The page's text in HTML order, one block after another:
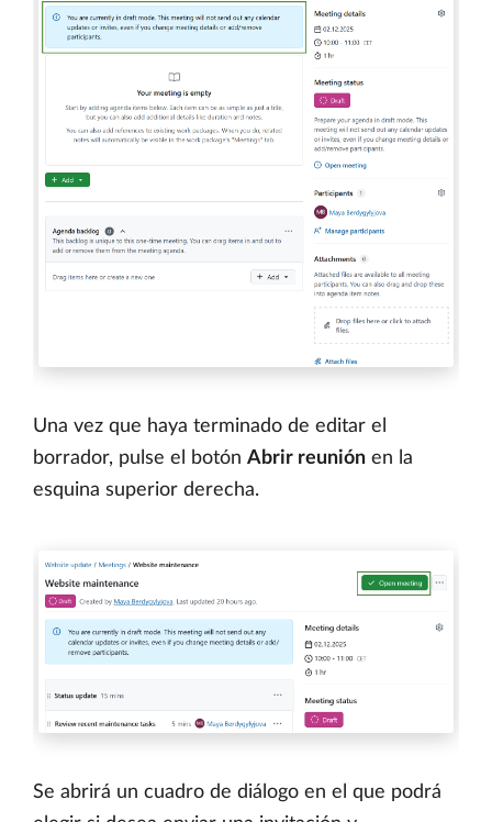
Una vez que haya terminado de editar el
borrador, pulse el botón Abrir reunión en la
esquina superior derecha.
Se abrirá un cuadro de diálogo en el que podrá